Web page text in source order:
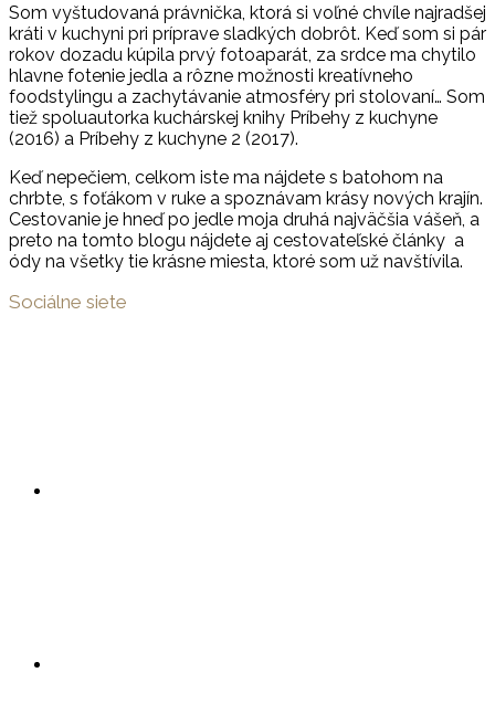
Som vyštudovaná právnička, ktorá si voľné chvíle najradšej
kráti v kuchyni pri príprave sladkých dobrôt. Keď som si pár
rokov dozadu kúpila prvý fotoaparát, za srdce ma chytilo
hlavne fotenie jedla a rôzne možnosti kreatívneho
foodstylingu a zachytávanie atmosféry pri stolovaní… Som
tiež spoluautorka kuchárskej knihy Príbehy z kuchyne
(2016) a Príbehy z kuchyne 2 (2017).
Keď nepečiem, celkom iste ma nájdete s batohom na
chrbte, s foťákom v ruke a spoznávam krásy nových krajín.
Cestovanie je hneď po jedle moja druhá najväčšia vášeň, a
preto na tomto blogu nájdete aj cestovateľské články a
ódy na všetky tie krásne miesta, ktoré som už navštívila.
Sociálne siete